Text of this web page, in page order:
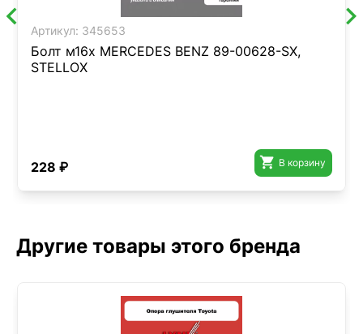
Артикул: 345653
Болт м16х MERCEDES BENZ 89-00628-SX,
STELLOX
228 ₽  В корзину
Другие товары этого бренда